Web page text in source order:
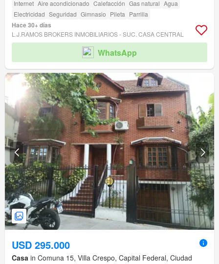
Internet Aire acondicionado Calefacción Gas natural Agua
Electricidad Seguridad Gimnasio Pileta Parrilla
Hace 30+ días
L.J.RAMOS BROKERS INMOBILIARIOS - SUC. CASA CENTRAL
WhatsApp
USD 295.000
Casa in Comuna 15, Villa Crespo, Capital Federal, Ciudad